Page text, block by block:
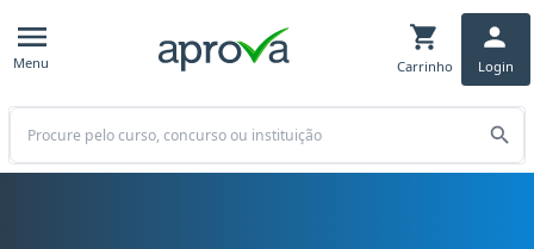
Menu Carrinho Login
Buscar